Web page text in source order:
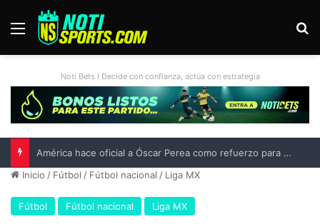
Menú
Noti Bets I Decide con confianza, actúa con estrategia
Inicio / Fútbol / Fútbol nacional / Liga MX
Fútbol Fútbol nacional Liga MX